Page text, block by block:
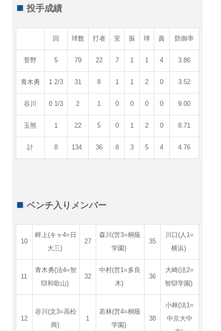
投手成績
回 球数 打者 安 振 球 責 防御率
菅野 5 79 22 7 1 1 4 3.86
青木勇 1 2/3 31 8 1 1 2 0 3.52
谷川 0 1/3 2 1 0 0 0 0 9.00
玉熊 1 22 5 0 1 2 0 8.71
計 8 134 36 8 3 5 4 4.76
ベンチ入りメンバー
10
畔上(キャ4=日
大三)
27
森川(営3=桐蔭
学園)
35
川口(人1=
横浜)
11
青木勇(法4=智
辯和歌山)
32
中村(営1=多良
木)
36
大崎(法2=
智辯学園)
12
谷川(文3=高松
商)
1
若林(営4=桐蔭
学園)
38
小林(法1=
中京大中